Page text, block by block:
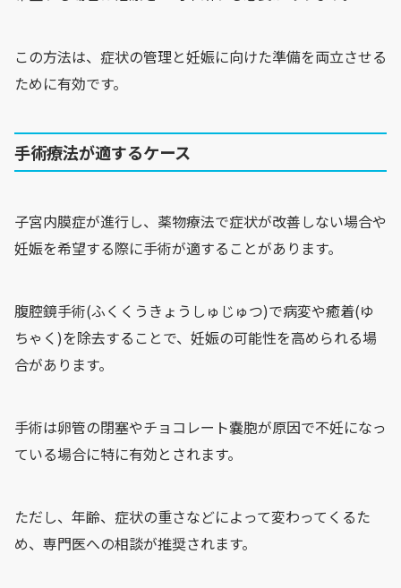
この方法は、症状の管理と妊娠に向けた準備を両立させる
ために有効です。
手術療法が適するケース
子宮内膜症が進行し、薬物療法で症状が改善しない場合や
妊娠を希望する際に手術が適することがあります。
腹腔鏡手術(ふくくうきょうしゅじゅつ)で病変や癒着(ゆ
ちゃく)を除去することで、妊娠の可能性を高められる場
合があります。
手術は卵管の閉塞やチョコレート嚢胞が原因で不妊になっ
ている場合に特に有効とされます。
ただし、年齢、症状の重さなどによって変わってくるた
め、専門医への相談が推奨されます。